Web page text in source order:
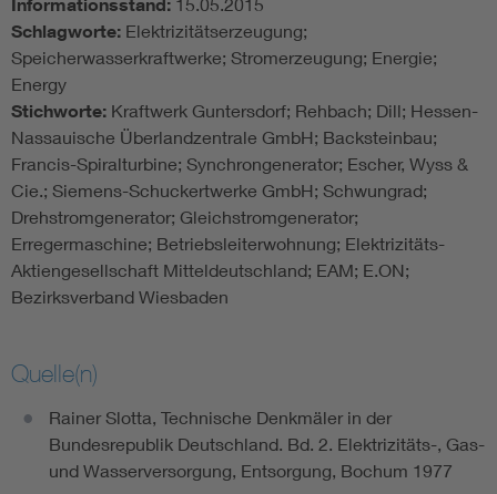
Informationsstand: 15.05.2015
Schlagworte: Elektrizitätserzeugung;
Speicherwasserkraftwerke; Stromerzeugung; Energie;
Energy
Stichworte: Kraftwerk Guntersdorf; Rehbach; Dill; Hessen-
Nassauische Überlandzentrale GmbH; Backsteinbau;
Francis-Spiralturbine; Synchrongenerator; Escher, Wyss &
Cie.; Siemens-Schuckertwerke GmbH; Schwungrad;
Drehstromgenerator; Gleichstromgenerator;
Erregermaschine; Betriebsleiterwohnung; Elektrizitäts-
Aktiengesellschaft Mitteldeutschland; EAM; E.ON;
Bezirksverband Wiesbaden
Quelle(n)
Rainer Slotta, Technische Denkmäler in der
Bundesrepublik Deutschland. Bd. 2. Elektrizitäts-, Gas-
und Wasserversorgung, Entsorgung, Bochum 1977